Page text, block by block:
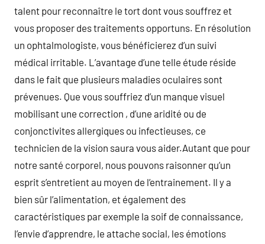
talent pour reconnaître le tort dont vous souffrez et
vous proposer des traitements opportuns. En résolution
un ophtalmologiste, vous bénéficierez d’un suivi
médical irritable. L’avantage d’une telle étude réside
dans le fait que plusieurs maladies oculaires sont
prévenues. Que vous souffriez d’un manque visuel
mobilisant une correction , d’une aridité ou de
conjonctivites allergiques ou infectieuses, ce
technicien de la vision saura vous aider.Autant que pour
notre santé corporel, nous pouvons raisonner qu’un
esprit s’entretient au moyen de l’entrainement. Il y a
bien sûr l’alimentation, et également des
caractéristiques par exemple la soif de connaissance,
l’envie d’apprendre, le attache social, les émotions